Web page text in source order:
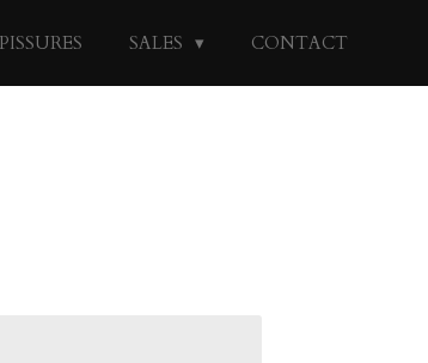
SALES CONTACT